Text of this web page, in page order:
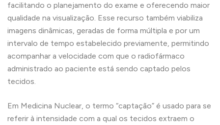
facilitando o planejamento do exame e oferecendo maior
qualidade na visualização. Esse recurso também viabiliza
imagens dinâmicas, geradas de forma múltipla e por um
intervalo de tempo estabelecido previamente, permitindo
acompanhar a velocidade com que o radiofármaco
administrado ao paciente está sendo captado pelos
tecidos.
Em Medicina Nuclear, o termo “captação” é usado para se
referir à intensidade com a qual os tecidos extraem o